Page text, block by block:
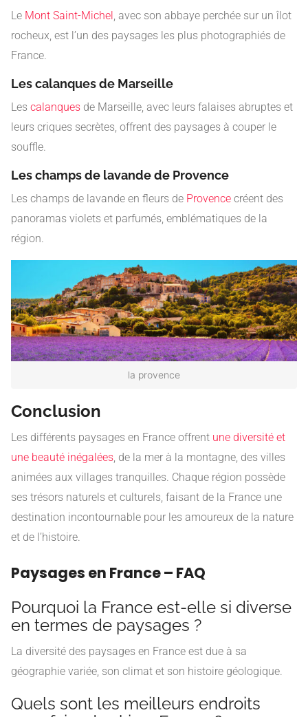
Le Mont Saint-Michel , avec son abbaye perchée sur un îlot
rocheux, est l’un des paysages les plus photographiés de
France.
Les calanques de Marseille
Les calanques de Marseille, avec leurs falaises abruptes et
leurs criques secrètes, offrent des paysages à couper le
souffle.
Les champs de lavande de Provence
Les champs de lavande en fleurs de Provence créent des
panoramas violets et parfumés, emblématiques de la
région.
la provence
Conclusion
Les différents paysages en France offrent une diversité et
une beauté inégalées , de la mer à la montagne, des villes
animées aux villages tranquilles. Chaque région possède
ses trésors naturels et culturels, faisant de la France une
destination incontournable pour les amoureux de la nature
et de l’histoire.
Paysages en France – FAQ
Pourquoi la France est-elle si diverse
en termes de paysages ?
La diversité des paysages en France est due à sa
géographie variée, son climat et son histoire géologique.
Quels sont les meilleurs endroits